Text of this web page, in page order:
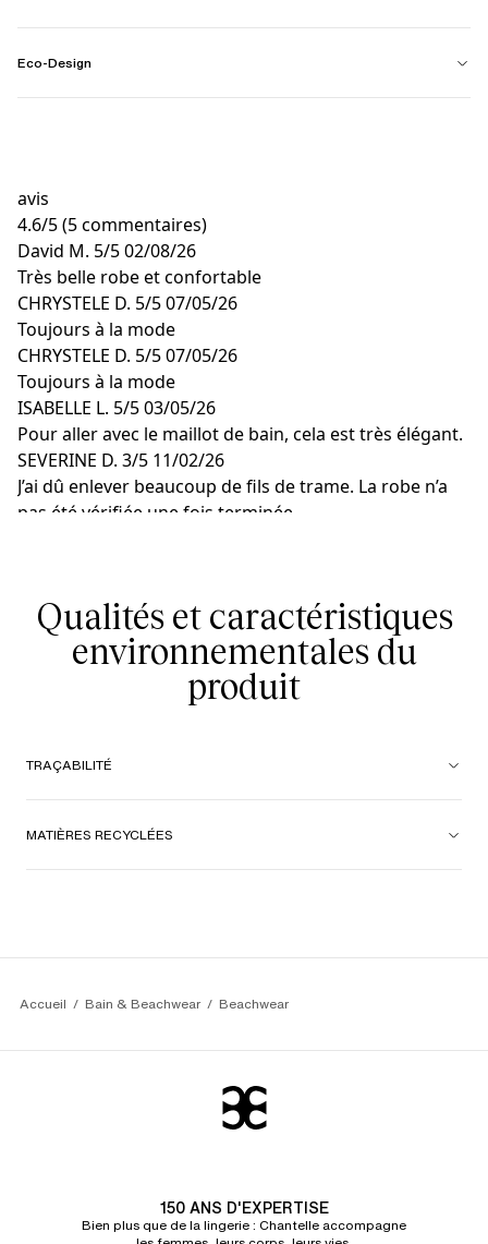
Eco-Design
avis
4.6/5(5 commentaires)
David M. 5/502/08/26
Très belle robe et confortable
CHRYSTELE D. 5/507/05/26
Toujours à la mode
CHRYSTELE D. 5/507/05/26
Toujours à la mode
ISABELLE L. 5/503/05/26
Pour aller avec le maillot de bain, cela est très élégant.
SEVERINE D. 3/5 11/02/26
J’ai dû enlever beaucoup de fils de trame. La robe n’a
pas été vérifiée une fois terminée
Qualités et caractéristiques
environnementales du
produit
TRAÇABILITÉ
MATIÈRES RECYCLÉES
Accueil Bain & Beachwear Beachwear
150 ANS D'EXPERTISE
Bien plus que de la lingerie : Chantelle accompagne